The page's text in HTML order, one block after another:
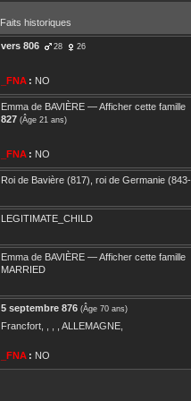
Faits historiques
vers 806 28 26
_FNA : NO
Emma de BAVIÈRE —Afficher cette famille
827 (Âge 21 ans)
_FNA : NO
Roi de Bavière (817), roi de Germanie
LEGITIMATE_CHILD
Emma de BAVIÈRE —Afficher cette famille
MARRIED
5 septembre 876 (Âge 70 ans)
Francfort, , , , ALLEMAGNE,
_FNA : NO